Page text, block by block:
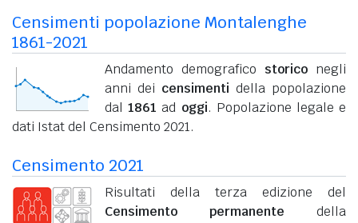
Censimenti popolazione Montalenghe
1861-2021
Andamento demografico storico negli
anni dei censimenti della popolazione
dal1861 ad oggi. Popolazione legale e
dati Istat del Censimento 2021.
Censimento 2021
Risultati della terza edizione del
Censimento permanente della